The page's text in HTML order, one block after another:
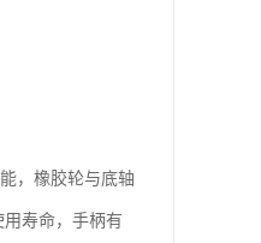
，橡胶轮与底轴
寿命，手柄有